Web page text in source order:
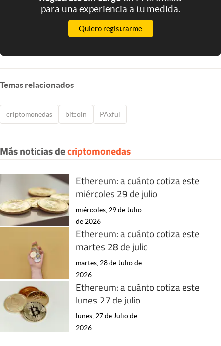
para una experiencia a tu medida.
Quiero registrarme
Temas relacionados
criptomonedas bitcoin PAxful
Más noticias decriptomonedas
Ethereum: a cuánto cotiza este
miércoles 29 de julio
miércoles, 29 de Julio
de 2026
Ethereum: a cuánto cotiza este
martes 28 de julio
martes, 28 de Julio de
2026
Ethereum: a cuánto cotiza este
lunes 27 de julio
lunes, 27 de Julio de
2026